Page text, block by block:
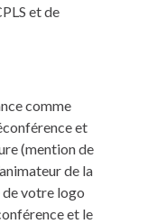
et de
comme
et
(mention de
de la
votre logo
et le